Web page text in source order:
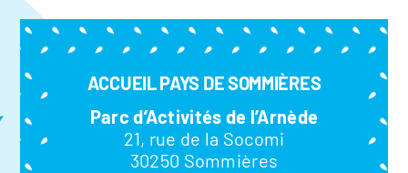
ACCUEIL PAYS DE SOMMIÈRES
Parc d’Activités de l’Arnède
21, rue de la Socomi
30250 Sommières